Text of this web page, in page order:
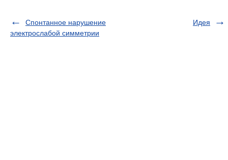
Спонтанное нарушение
электрослабой симметрии
Идея